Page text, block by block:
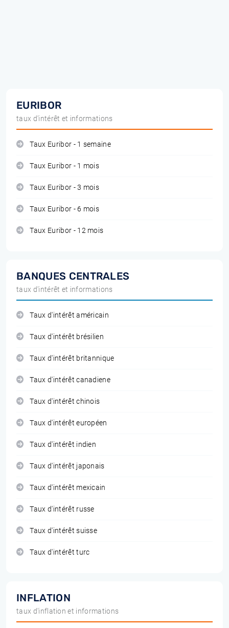
EURIBOR
taux d'intérêt et informations
Taux Euribor - 1 semaine
Taux Euribor - 1 mois
Taux Euribor - 3 mois
Taux Euribor - 6 mois
Taux Euribor - 12 mois
BANQUES CENTRALES
taux d'intérêt et informations
Taux d'intérêt américain
Taux d'intérêt brésilien
Taux d'intérêt britannique
Taux d'intérêt canadiene
Taux d'intérêt chinois
Taux d'intérêt européen
Taux d'intérêt indien
Taux d'intérêt japonais
Taux d'intérêt mexicain
Taux d'intérêt russe
Taux d'intérêt suisse
Taux d'intérêt turc
INFLATION
taux d'inflation et informations